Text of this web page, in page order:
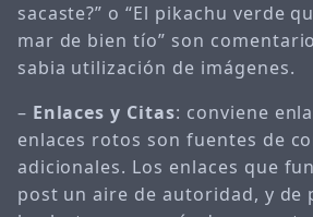
sacaste?” o “El pikachu verde
mar de bien tío” son
sabia utilización de imágenes.
– Enlaces y Citas: conviene
enlaces rotos son fuentes de
adicionales. Los enlaces que
post un aire de autoridad, y de